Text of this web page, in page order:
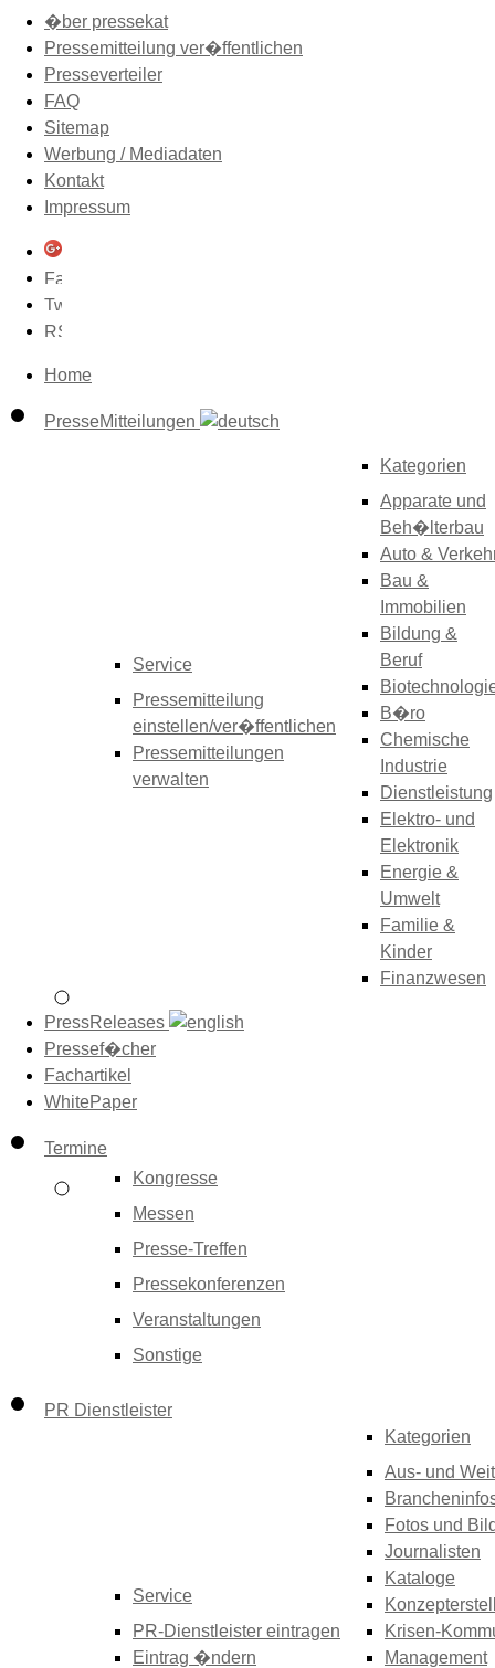
�ber pressekat
Pressemitteilung ver�ffentlichen
Presseverteiler
FAQ
Sitemap
Werbung / Mediadaten
Kontakt
Impressum
Home
PresseMitteilungen
Service
Pressemitteilung
einstellen/ver�ffentlichen
Pressemitteilungen
verwalten
Kategorien
Apparate und
Beh�lterbau
Auto &
Bau &
Immobilien
Bildung &
Beruf
B�ro
Chemische
Industrie
Dienstleistung
Elektro- und
Elektronik
Energie &
Umwelt
Familie &
Kinder
Finanzwesen
PressReleases
Pressef�cher
Fachartikel
WhitePaper
Termine
Kongresse
Messen
Presse-Treffen
Pressekonferenzen
Veranstaltungen
Sonstige
PR Dienstleister
Service
PR-Dienstleister eintragen
Eintrag �ndern
Kategorien
Aus- und
Fotos und
Journalisten
Kataloge
Krisen-
Management